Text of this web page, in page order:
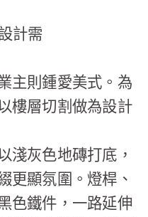
計需
主則鍾愛美式。為
樓層切割做為設計
淺灰色地磚打底，
更顯氛圍。燈桿、
色鐵件，一路延伸